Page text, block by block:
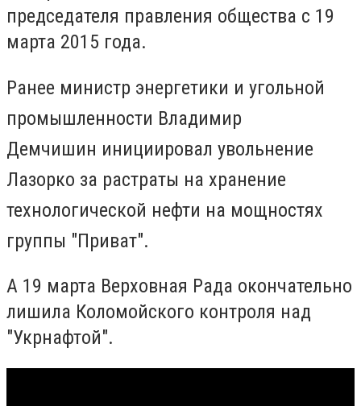
председателя правления общества с 19
марта 2015 года.
Ранее министр энергетики и угольной
промышленности Владимир
Демчишин инициировал увольнение
Лазорко за растраты на хранение
технологической нефти на мощностях
группы "Приват".
А 19 марта Верховная Рада окончательно
лишила Коломойского контроля над
"Укрнафтой".